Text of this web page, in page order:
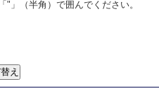
」（半角）で囲んでください。